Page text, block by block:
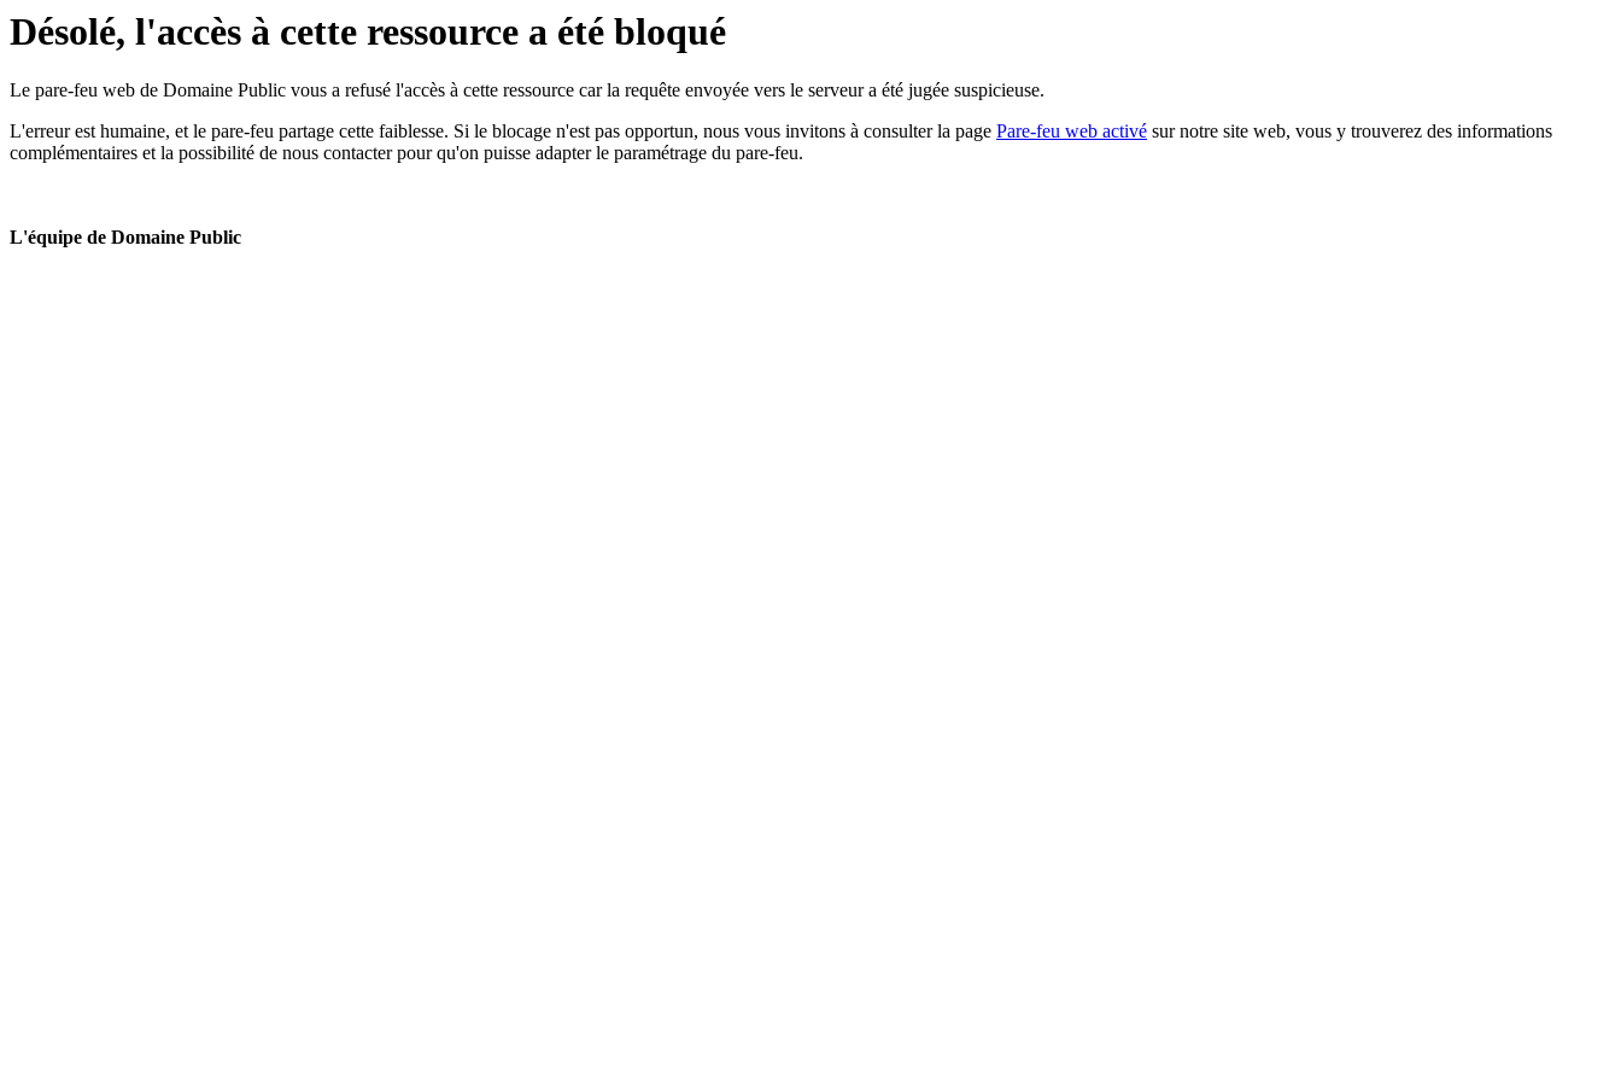
Désolé, l'accès à cette ressource a été bloqué
Le pare-feu web de Domaine Public vous a refusé l'accès à cette ressource car la requête envoyée vers le serveur a été jugée suspicieuse.
L'erreur est humaine, et le pare-feu partage cette faiblesse. Si le blocage n'est pas opportun, nous vous invitons à consulter la page Pare-feu web activé sur notre site web, vous y trouverez des informations
complémentaires et la possibilité de nous contacter pour qu'on puisse adapter le paramétrage du pare-feu.
L'équipe de Domaine Public